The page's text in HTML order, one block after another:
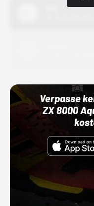
Verpasse
ZX 8000